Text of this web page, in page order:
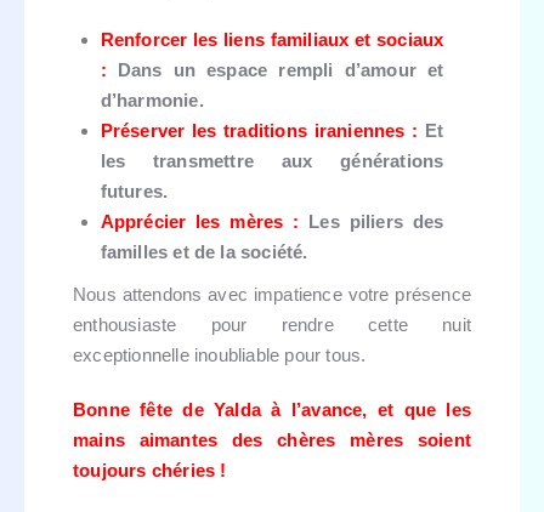
Renforcer les liens familiaux et sociaux
: Dans un espace rempli d’amour et
d’harmonie.
Préserver les traditions iraniennes : Et
les transmettre aux générations
futures.
Apprécier les mères : Les piliers des
familles et de la société.
Nous attendons avec impatience votre présence
enthousiaste pour rendre cette nuit
exceptionnelle inoubliable pour tous.
Bonne fête de Yalda à l’avance, et que les
mains aimantes des chères mères soient
toujours chéries !